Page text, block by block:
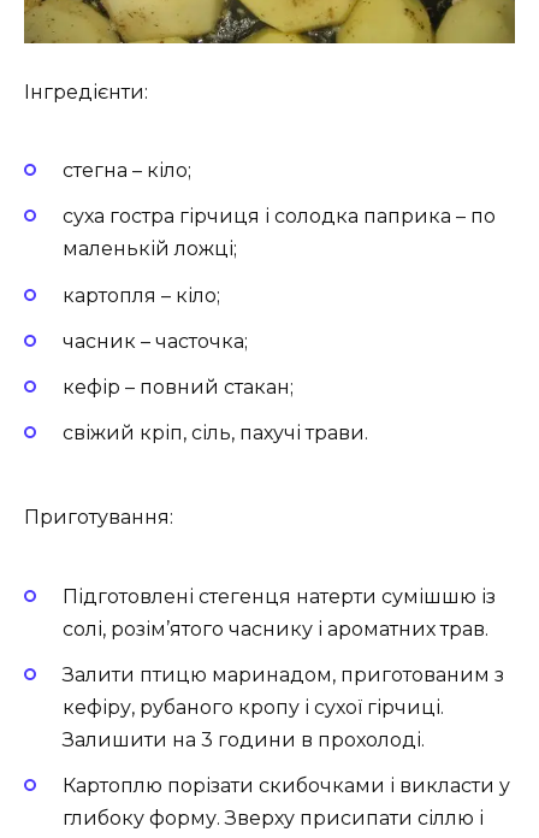
Інгредієнти:
стегна – кіло;
суха гостра гірчиця і солодка паприка – по
маленькій ложці;
картопля – кіло;
часник – часточка;
кефір – повний стакан;
свіжий кріп, сіль, пахучі трави.
Приготування:
Підготовлені стегенця натерти сумішшю із
солі, розім’ятого часнику і ароматних трав.
Залити птицю маринадом, приготованим з
кефіру, рубаного кропу і сухої гірчиці.
Залишити на 3 години в прохолоді.
Картоплю порізати скибочками і викласти у
глибоку форму. Зверху присипати сіллю і